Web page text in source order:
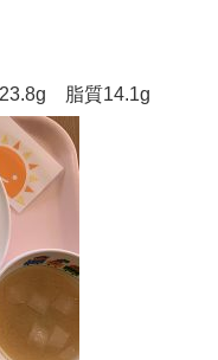
脂質14.1g